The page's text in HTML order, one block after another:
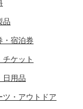
米沢牛
山形牛
常陸牛
上州牛
飛騨牛
近江牛
地鶏
赤鶏さつま
その他鶏肉
その他魚卵
牡蠣（カキ）
あさり
しじみ
サザエ
はまぐり
その他貝
鮭・サーモン
マグロ
イワシ
カツオ
金目鯛
クエ
・タコ
イカ
タコ
・海藻
海苔
わかめ
ひじき
その他海苔・海藻
ししゃも
その他干物
他魚介・加工品
しらす・ちりめん
かまぼこ・練り製品
はえぬき
さがびより
あきたこまち
ひとめぼれ
ミルキークィーン
ななつぼし
和梨
洋梨・ラフランス
ゴー
ん・柑橘
みかん
レモン
不知火・デコポン
せとか
か
イ
カキ）
イフルーツ
人参
大根
自然薯
レンコン
にんにく・生姜
その他根菜
パラガス
こ
しいたけ
松茸
その他きのこ
他野菜
山菜
かぼちゃ
他乳製品
大吟醸
吟醸
その他日本酒
麦焼酎
米焼酎
黒糖焼酎
その他焼酎
ン
白ワイン
赤ワイン
シャンパン・スパーク
スキー
ュール・洋酒
アルコール
コーヒー豆
粉
ドリップ
飲料
茶葉・ティーバッグ
静岡茶
足柄茶
知覧茶
八女茶
飲料
りんごジュース
みかんジュース（オレ
飲料
茶葉・ティーバッグ
他飲料・ジュース
野菜ジュース
炭酸飲料
豆乳
菓子
ン
ー
コレート
テラ
ス・ジェラート
ん
タ
むぎ
めん
他麺
餃子
シュウマイ
コロッケ
その他惣菜
ー・シチュー
カレー
シチュー
肉
魚
その他鍋
ルト
プ
品
・空調家電
チン家電
器具
コン・周辺機器
・宿泊券
券
JTBふるさと旅行クー
券
チケット
商品券
券
日用品
・インテリア
ツ・アウトドア